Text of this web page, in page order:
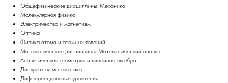
Общефизические дисциплины: Механика
Молекулярная физика
Электричество и магнетизм
Оптика
Физика атома и атомных явлений
Математические дисциплины: Математический анализ
Аналитическая геометрия и линейная алгебра
Дискретная математика
Дифференциальные уравнения